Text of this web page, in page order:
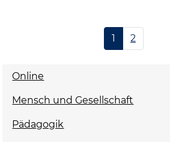
1 2
Online
Mensch und Gesellschaft
Pädagogik